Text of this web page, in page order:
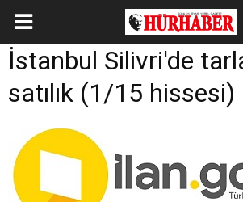
İstanbul Silivri'de
satılık (1/15 hissesi)